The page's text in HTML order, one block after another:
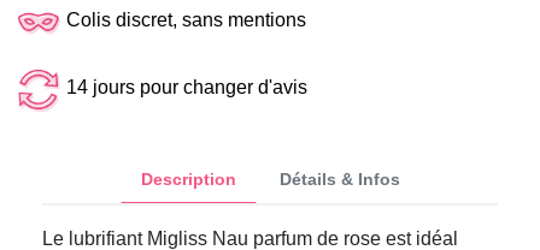
Colis discret, sans mentions
14 jours pour changer d'avis
Description Détails & Infos
Le lubrifiant Migliss Nau parfum de rose est idéal